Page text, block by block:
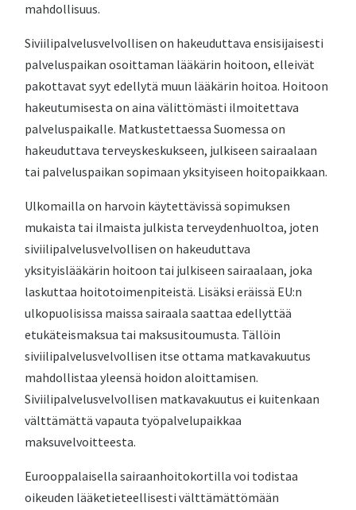
mahdollisuus.
Siviilipalvelusvelvollisen on hakeuduttava ensisijaisesti
palveluspaikan osoittaman lääkärin hoitoon, elleivät
pakottavat syyt edellytä muun lääkärin hoitoa. Hoitoon
hakeutumisesta on aina välittömästi ilmoitettava
palveluspaikalle. Matkustettaessa Suomessa on
hakeuduttava terveyskeskukseen, julkiseen sairaalaan
tai palveluspaikan sopimaan yksityiseen hoitopaikkaan.
Ulkomailla on harvoin käytettävissä sopimuksen
mukaista tai ilmaista julkista terveydenhuoltoa, joten
siviilipalvelusvelvollisen on hakeuduttava
yksityislääkärin hoitoon tai julkiseen sairaalaan, joka
laskuttaa hoitotoimenpiteistä. Lisäksi eräissä EU:n
ulkopuolisissa maissa sairaala saattaa edellyttää
etukäteismaksua tai maksusitoumusta. Tällöin
siviilipalvelusvelvollisen itse ottama matkavakuutus
mahdollistaa yleensä hoidon aloittamisen.
Siviilipalvelusvelvollisen matkavakuutus ei kuitenkaan
välttämättä vapauta työpalvelupaikkaa
maksuvelvoitteesta.
Eurooppalaisella sairaanhoitokortilla voi todistaa
oikeuden lääketieteellisesti välttämättömään